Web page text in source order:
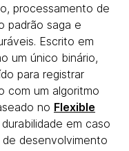
processamento de
padrão saga e
Escrito em
um único binário,
para registrar
com um algoritmo
no Flexible
em caso
desenvolvimento